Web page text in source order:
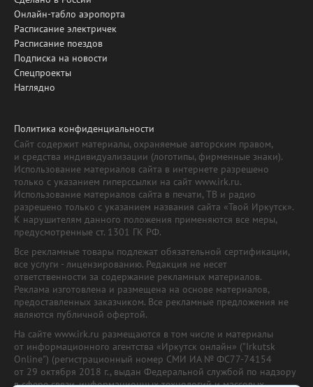
Онлайн-табло аэропорта
Расписание электричек
Расписание поездов
Подписка на новости
Спецпроекты
Наглядно
Политика конфиденциальности
Сайт содержит материалы, охраняемые авторским правом,
и средства индивидуализации (логотипы, фирменные знаки).
Использование материалов сайта в интернете разрешено
только с указанием гиперссылки на сайт www.irk.ru.
Использование материалов сайта в печати, ТВ и радио
разрешено только с указанием названия сайта «Твой Иркутск».
К нарушителям данного положения применяются все меры,
предусмотренные ст. 1301 ГК РФ.
Все рекламные товары подлежат обязательной сертификации,
все услуги - лицензированию. Редакция не несет
ответственности за содержание рекламных материалов.
Реклама изготовлена и размещена на основе материалов,
предоставленных заказчиком. Все рекламные предложения не
являются публичной офертой.
На сайте www.irk.ru размещаются в том числе и материалы
от информационного агентства «Иркутск онлайн» ("Irkutsk
Online") (регистрационный номер СМИ ИА № ФС77-74154
от 29 октября 2018 г., выдан Федеральной службой по надзору
в сфере связи, информационных технологий и массовых